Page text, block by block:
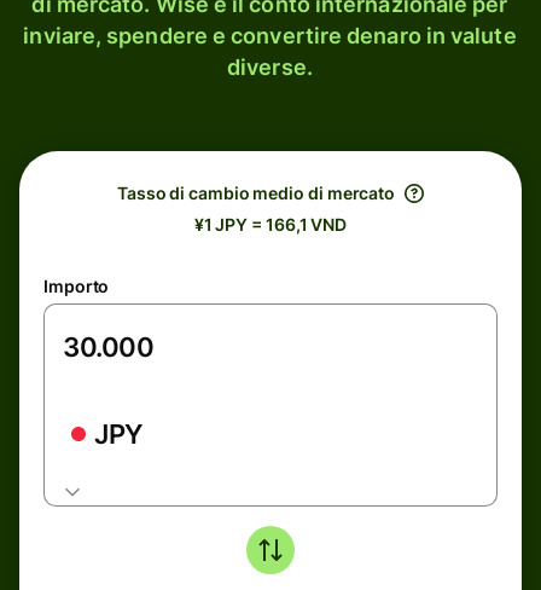
inviare, spendere e convertire denaro in valute
diverse.
Tasso di cambio medio di mercato
¥1 JPY = 166,1 VND
Importo
JPY